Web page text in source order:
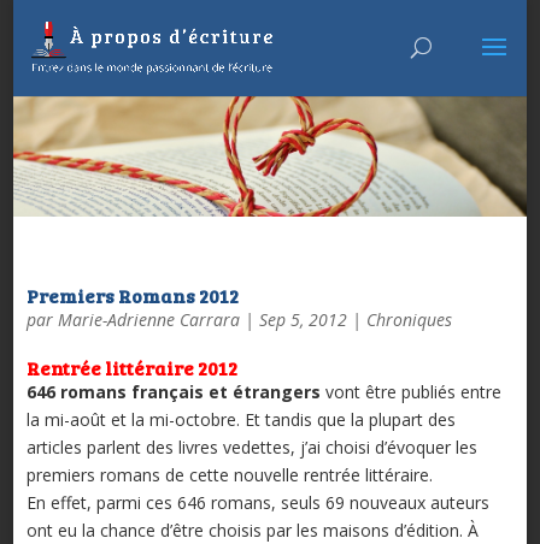
Premiers Romans 2012
par Marie-Adrienne Carrara| Sep 5, 2012| Chroniques
Rentrée littéraire 2012
646 romans français et étrangers vont être publiés entre
la mi-août et la mi-octobre. Et tandis que la plupart des
articles parlent des livres vedettes, j’ai choisi d’évoquer les
premiers romans de cette nouvelle rentrée littéraire.
En effet, parmi ces 646 romans, seuls 69 nouveaux auteurs
ont eu la chance d’être choisis par les maisons d’édition. À